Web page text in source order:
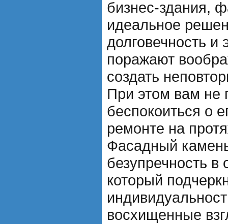
бизнес-здания,
идеальное
долговечность и
поражают
создать
При этом вам не
беспокоиться о
ремонте на
Фасадный
безупречность
который
восхищенные